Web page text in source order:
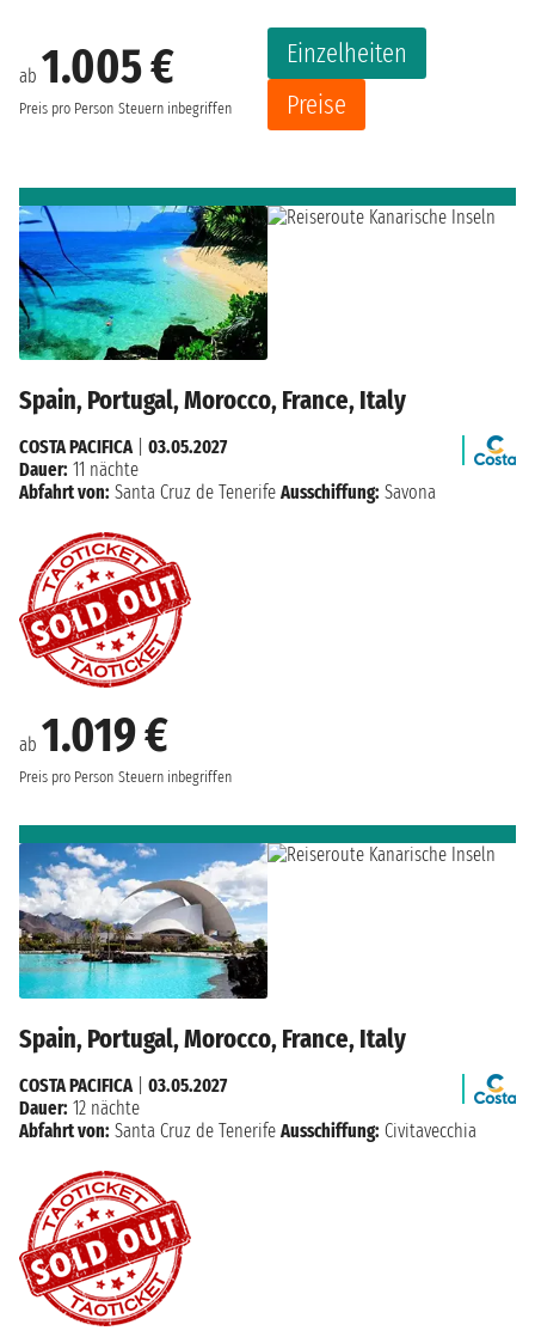
ab 1.005 €
Preis pro Person Steuern inbegriffen
Einzelheiten
Preise
Spain, Portugal, Morocco, France, Italy
ab 1.019 €
Preis pro Person Steuern inbegriffen
COSTA PACIFICA| 03.05.2027
Dauer: 11 nächte
Abfahrt von: Santa Cruz de Tenerife Ausschiffung: Savona
Spain, Portugal, Morocco, France, Italy
COSTA PACIFICA
03.05.2027
Dauer: 12 nächte
Abfahrt von: Santa Cruz de Tenerife Ausschiffung: Civitavecchia